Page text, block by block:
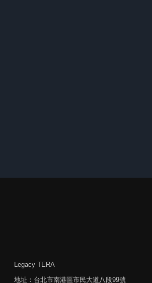
Legacy TERA
地址：台北市南港區市民大道八段99號